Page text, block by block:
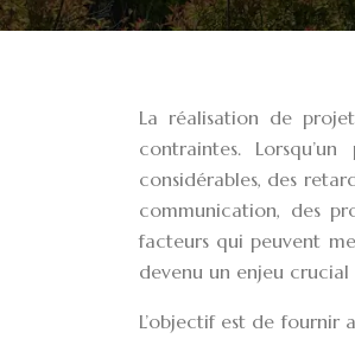
La réalisation de
contraintes.
considérables, des
communication, des
facteurs qui peuvent
devenu un enjeu
L’objectif est de fournir